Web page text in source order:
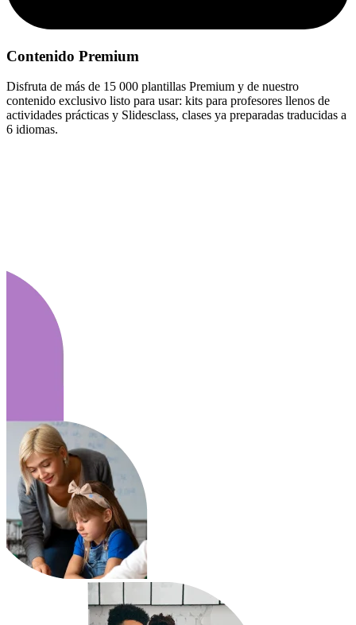
Contenido Premium
Disfruta de más de 15 000 plantillas Premium y de nuestro
contenido exclusivo listo para usar: kits para profesores llenos de
actividades prácticas y Slidesclass, clases ya preparadas traducidas a
6 idiomas.